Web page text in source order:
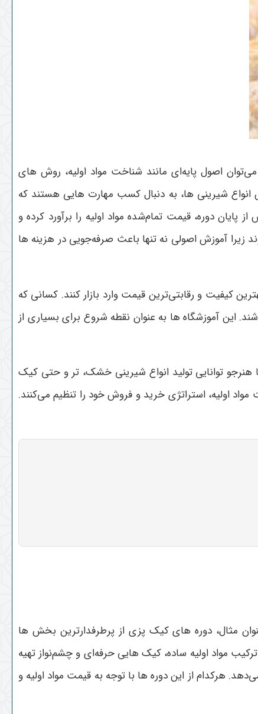
اصول پایه‌ای مانند شناخت مواد اولیه، روش های
انواع شیرینی ها، به دنبال کسب مهارت هایی هستند که
دوره، قیمت تمام‌شده مواد اولیه را برآورد کرده و
زیرا آموزش اصولی نه تنها باعث صرفه‌جویی در هزینه ها
کیفیت و رقابتی‌ترین قیمت وارد بازار کنند. کسانی که
این آموزشگاه ها به عنوان نقطه شروع برای بسیاری از
توانایی تولید انواع شیرینی خشک، تر و حتی کیک
اولیه، استراتژی خرید و فروش خود را تنظیم می‌کنند.
مثال، دوره های کیک پزی از پرطرفدارترین بخش ها
مواد اولیه ساده، کیک هایی حرفه‌ای و چشم‌نواز تهیه
هرکدام از این دوره ها با توجه به قیمت مواد اولیه و